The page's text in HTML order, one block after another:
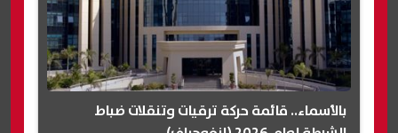
بالأسماء.. قائمة حركة ترقيات وتنقلات ضباط